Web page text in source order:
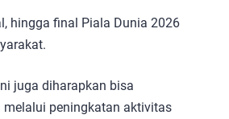
hingga final Piala Dunia 2026
juga diharapkan bisa
peningkatan aktivitas